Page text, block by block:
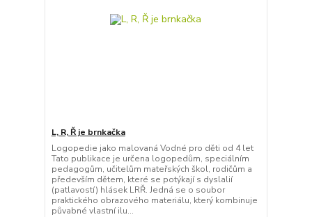
L, R, Ř je brnkačka
Logopedie jako malovaná Vodné pro děti od 4 let
Tato publikace je určena logopedům, speciálním
pedagogům, učitelům mateřských škol, rodičům a
především dětem, které se potýkají s dyslalií
(patlavostí) hlásek LRŘ. Jedná se o soubor
praktického obrazového materiálu, který kombinuje
půvabné vlastní ilu...